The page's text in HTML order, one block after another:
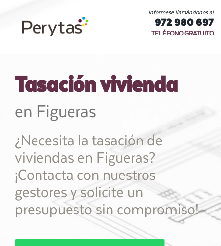
Infórmese llamándonos al
972 980 697
TELÉFONO GRATUITO
Tasación vivienda
en Figueras
¿Necesita la tasación de
viviendas en Figueras?
¡Contacta con nuestros
gestores y solicite un
presupuesto sin compromiso!